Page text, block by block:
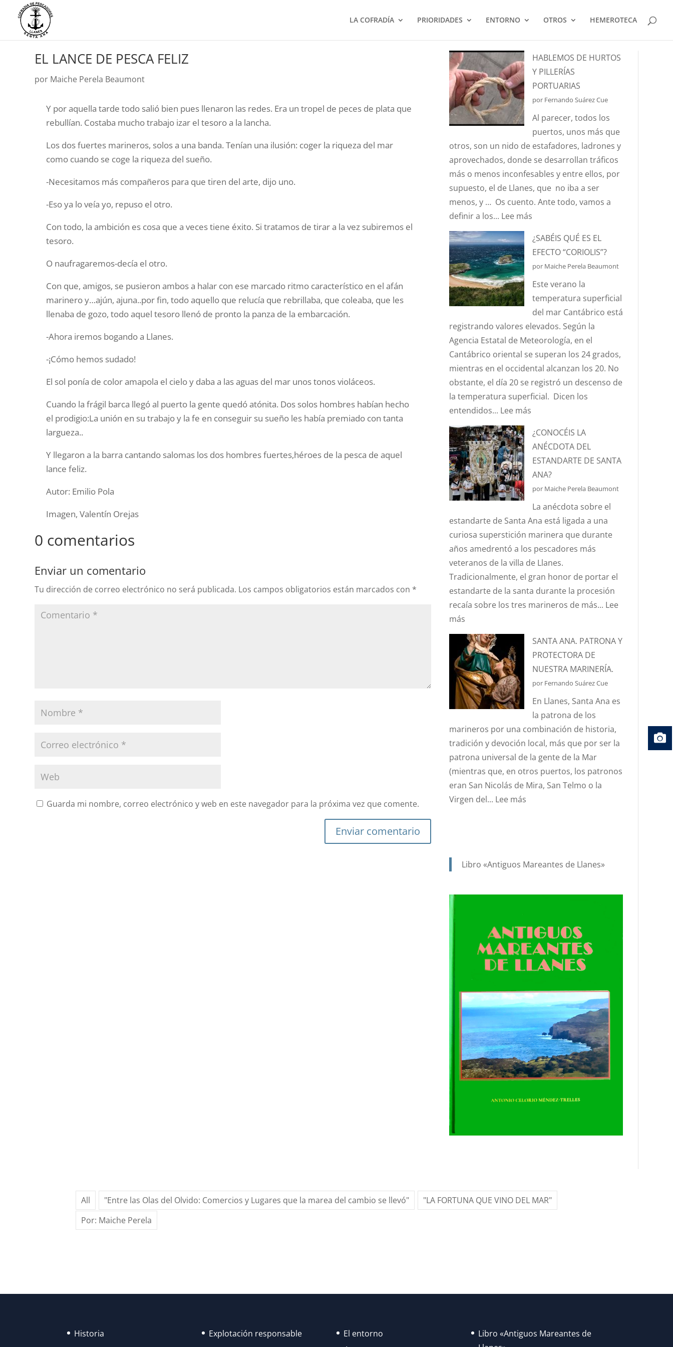
LA COFRADÍA PRIORIDADES ENTORNO OTROS HEMEROTECA
EL LANCE DE PESCA FELIZ
por Maiche Perela Beaumont
Y por aquella tarde todo salió bien pues llenaron las redes. Era un tropel de peces de plata que
rebullían. Costaba mucho trabajo izar el tesoro a la lancha.
Los dos fuertes marineros, solos a una banda. Tenían una ilusión: coger la riqueza del mar
como cuando se coge la riqueza del sueño.
-Necesitamos más compañeros para que tiren del arte, dijo uno.
-Eso ya lo veía yo, repuso el otro.
Con todo, la ambición es cosa que a veces tiene éxito. Si tratamos de tirar a la vez subiremos el
tesoro.
O naufragaremos-decía el otro.
Con que, amigos, se pusieron ambos a halar con ese marcado ritmo característico en el afán
marinero y…ajún, ajuna..por fin, todo aquello que relucía que rebrillaba, que coleaba, que les
llenaba de gozo, todo aquel tesoro llenó de pronto la panza de la embarcación.
-Ahora iremos bogando a Llanes.
-¡Cómo hemos sudado!
El sol ponía de color amapola el cielo y daba a las aguas del mar unos tonos violáceos.
Cuando la frágil barca llegó al puerto la gente quedó atónita. Dos solos hombres habían hecho
el prodigio:La unión en su trabajo y la fe en conseguir su sueño les había premiado con tanta
largueza..
Y llegaron a la barra cantando salomas los dos hombres fuertes,héroes de la pesca de aquel
lance feliz.
Autor: Emilio Pola
Imagen, Valentín Orejas
0 comentarios
Enviar un comentario
Tu dirección de correo electrónico no será publicada. Los campos obligatorios están marcados con *
Guarda mi nombre, correo electrónico y web en este navegador para la próxima vez que comente.
Enviar comentario
HABLEMOS DE HURTOS
Y PILLERÍAS
PORTUARIAS
por Fernando Suárez Cue
Al parecer, todos los
puertos, unos más que
otros, son un nido de estafadores, ladrones y
aprovechados, donde se desarrollan tráficos
más o menos inconfesables y entre ellos, por
supuesto, el de Llanes, que no iba a ser
menos, y … Os cuento. Ante todo, vamos a
definir a los... Lee más
DE
HURTOS
Y
PILLERÍAS
PORTUARIAS
¿SABÉIS QUÉ ES EL
EFECTO “CORIOLIS”?
por Maiche Perela Beaumont
Este verano la
temperatura superficial
del mar Cantábrico está
registrando valores elevados. Según la
Agencia Estatal de Meteorología, en el
Cantábrico oriental se superan los 24 grados,
mientras en el occidental alcanzan los 20. No
obstante, el día 20 se registró un descenso de
la temperatura superficial. Dicen los
entendidos... Lee más
QUÉ
ES
EL
EFECTO
“CORIOLIS”?
¿CONOCÉIS LA
ANÉCDOTA DEL
ESTANDARTE DE SANTA
ANA?
por Maiche Perela Beaumont
La anécdota sobre el
estandarte de Santa Ana está ligada a una
curiosa superstición marinera que durante
años amedrentó a los pescadores más
veteranos de la villa de Llanes.
Tradicionalmente, el gran honor de portar el
estandarte de la santa durante la procesión
recaía sobre los tres marineros de más... Lee
más
¿CONOCÉIS
LA
ANÉCDOTA
DEL
ESTANDARTE
DE
ANA?
SANTA ANA. PATRONA Y
PROTECTORA DE
NUESTRA MARINERÍA.
por Fernando Suárez Cue
En Llanes, Santa Ana es
la patrona de los
marineros por una combinación de historia,
tradición y devoción local, más que por ser la
patrona universal de la gente de la Mar
(mientras que, en otros puertos, los patronos
eran San Nicolás de Mira, San Telmo o la
Virgen del... Lee más
PROTECTORA
NUESTRA
Libro «Antiguos Mareantes de Llanes»
All "Entre las Olas del Olvido: Comercios y Lugares que la marea del cambio se llevó"
"LA FORTUNA QUE VINO DEL MAR"
Por: Maiche Perela
Historia
Explotación responsable
El entorno
Libro «Antiguos Mareantes de